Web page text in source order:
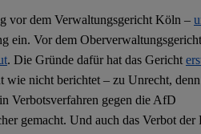
vor dem Verwaltungsgericht Köln –
ein. Vor dem Oberverwaltungsgericht
. Die Gründe dafür hat das Gericht
wie nicht berichtet – zu Unrecht,
Verbotsverfahren gegen die AfD
gemacht. Und auch das Verbot der